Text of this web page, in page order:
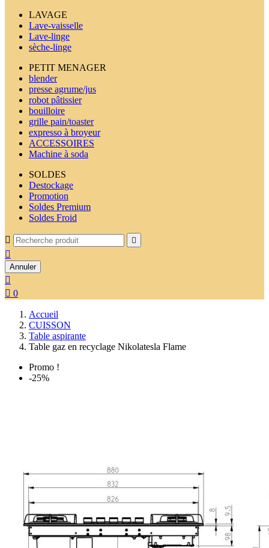
LAVAGE
Lave-vaisselle
Lave-linge
sèche-linge
PETIT MENAGER
blender
presse agrume/jus
robot pâtissier
bouilloire
grille pain/toaster
expresso à broyeur
ACCESSOIRES
Machine à soda
SOLDES
Destockage
Promotion
Soldes Premium
Soldes Froid
 

Annuler

 0
Accueil
CUISSON
Table aspirante
Table gaz en recyclage Nikolatesla Flame
Promo !
-25%